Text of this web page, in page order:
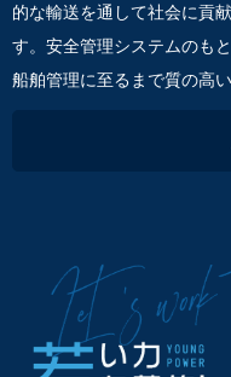
的な輸送を通して社会に貢
す。安全管理システムのも
船舶管理に至るまで質の高